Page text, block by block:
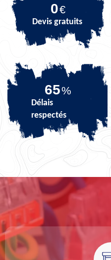
0€
Devis gratuits
82%
Délais
respectés